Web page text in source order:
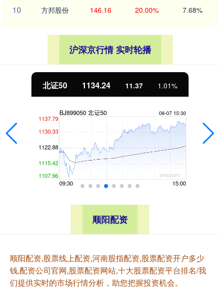
10 方邦股份 146.16 20.00% 7.68%
沪深京行情 实时轮播
北证50 1134.24 11.37 1.01%
顺阳配资
顺阳配资,股票线上配资,河南股指配资,股票配资开户多少
钱,配资公司官网,股票配资网站,十大股票配资平台排名/我
们提供实时的市场行情分析，助您把握投资机会。